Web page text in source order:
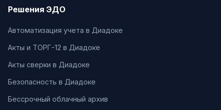
Решения ЭДО
Автоматизация учета в Диадоке
Акты и ТОРГ-12 в Диадоке
Акты сверки в Диадоке
Безопасность в Диадоке
Бессрочный облачный архив